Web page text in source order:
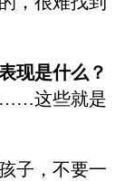
现是什么？
……这些就是
子，不要一